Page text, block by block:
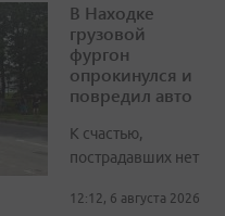
В Находке
грузовой
фургон
опрокинулся и
повредил авто
К счастью,
пострадавших нет
12:12, 6 августа 2026